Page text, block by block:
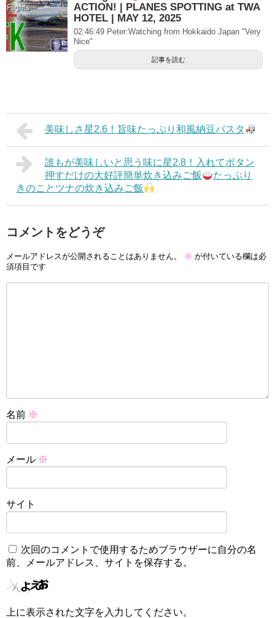
ACTION! | PLANES SPOTTING at TWA
HOTEL | MAY 12, 2025
02:46:49 Peter:Watching from Hokkaido Japan "Very
Nice"
記事を読む
美味しさ星2.6！旨味たっぷり和風納豆パスタ
誰もが美味しいと思う味に星2.8！入れてボタン
押すだけの大好評簡単炊き込みご飯
たっぷり
きのことツナの炊き込みご飯
コメントをどうぞ
メールアドレスが公開されることはありません。 ※ が付いている欄は必
須項目です
名前 ※
メール ※
サイト
次回のコメントで使用するためブラウザーに自分の名
前、メールアドレス、サイトを保存する。
上に表示された文字を入力してください。